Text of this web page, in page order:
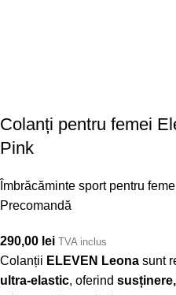
Colanți pentru femei
Pink
Îmbrăcăminte sport pentru
Precomandă
290,00 lei TVA inclus
Colanții ELEVEN Leona sunt
ultra-elastic, oferind